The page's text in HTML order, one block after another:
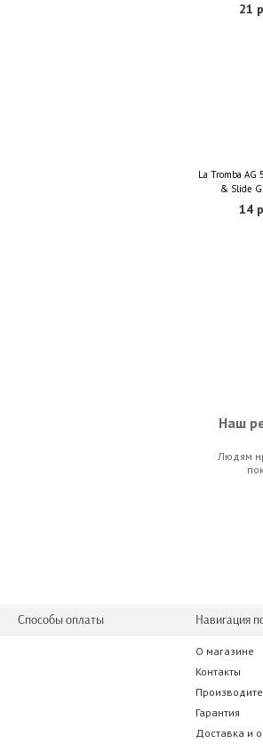
21
La Tromba AG
& Slide
14
Наш
Людям
Способы оплаты Навигация
О магазине
Контакты
Гарантия
Доставка и